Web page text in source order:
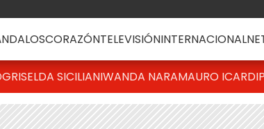
CORAZÓNTELEVISIÓNINTERNACIONAL
GRISELDA SICILIANIWANDA NARAMAURO ICARDI